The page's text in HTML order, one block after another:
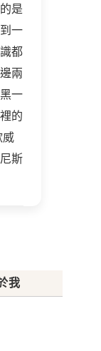
是
一
都
兩
一
的
威
斯
我